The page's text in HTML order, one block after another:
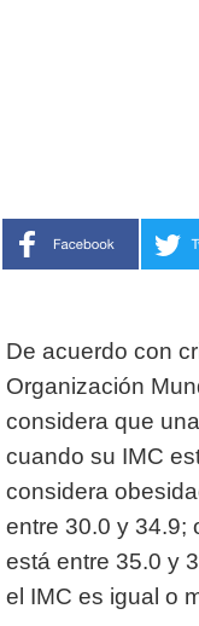
De acuerdo con
Organización
considera que
cuando su IMC
considera
entre 30.0 y 34.9;
está entre 35.0 y
el IMC es igual o